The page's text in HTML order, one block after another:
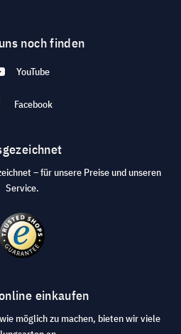
noch finden
YouTube
Facebook
– für unsere Preise und unseren
Service.
einkaufen
möglich zu machen, bieten wir viele